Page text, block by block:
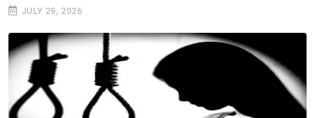
JULY 29, 2026